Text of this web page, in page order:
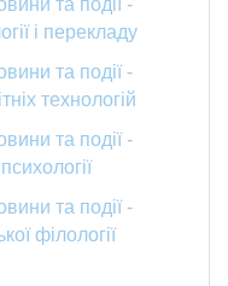
та події -
і перекладу
та події -
технологій
та події -
та події -
філології